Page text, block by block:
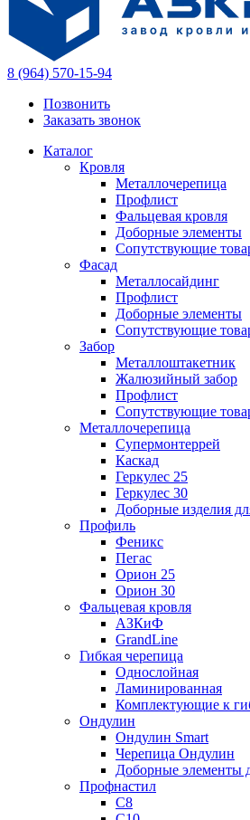
8 (964) 570-15-94
Позвонить
Заказать звонок
Каталог
Кровля
Металлочерепица
Профлист
Фальцевая кровля
Доборные элементы
Сопутствующие
Фасад
Металлосайдинг
Профлист
Доборные элементы
Сопутствующие
Забор
Металлоштакетник
Жалюзийный забор
Профлист
Сопутствующие
Металлочерепица
Супермонтеррей
Каскад
Геркулес 25
Геркулес 30
Доборные изделия
Профиль
Феникс
Пегас
Орион 25
Орион 30
Фальцевая кровля
АЗКиФ
GrandLine
Гибкая черепица
Однослойная
Ламинированная
Комплектующие к
Ондулин
Ондулин Smart
Черепица Ондулин
Доборные элементы
Профнастил
С8